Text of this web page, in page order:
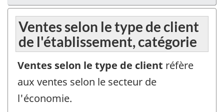
Ventes selon le type de client
de l'établissement, catégorie
Ventes selon le type de client réfère
aux ventes selon le secteur de
l'économie.